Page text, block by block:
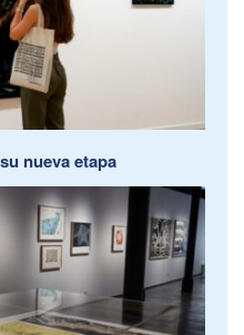
nueva etapa